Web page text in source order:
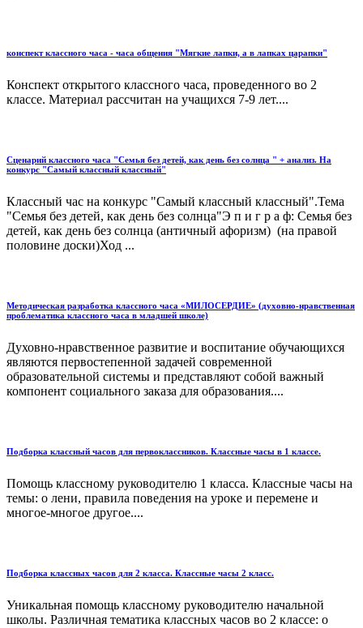
конспект классного часа - часа общения "Мягкие лапки, а в лапках царапки"
Конспект открытого классного часа, проведенного во 2
классе. Материал рассчитан на учащихся 7-9 лет....
Сценарий классного часа "Семья без детей, как день без солнца " + анализ. На
конкурс "Самый классный классный"
Классный час на конкурс "Самый классный классный".Тема
"Семья без детей, как день без солнца"Э п и г р а ф: Семья без
детей, как день без солнца (античный афоризм) (на правой
половине доски)Ход ...
Методическая разработка классного часа «МИЛОСЕРДИЕ» (духовно-нравственная
проблематика классного часа в младшей школе)
Духовно-нравственное развитие и воспитание обучающихся
являются первостепенной задачей современной
образовательной системы и представляют собой важный
компонент социального заказа для образования....
Подборка классный часов для первоклассников. Классные часы в 1 классе.
Помощь классному руководителю 1 класса. Классные часы на
темы: о лени, правила поведения на уроке и перемене и
многое-многое другое....
Подборка классных часов для 2 класса. Классные часы 2 класс.
Уникальная помощь классному руководителю начальной
школы. Различная тематика классных часов во 2 классе: о